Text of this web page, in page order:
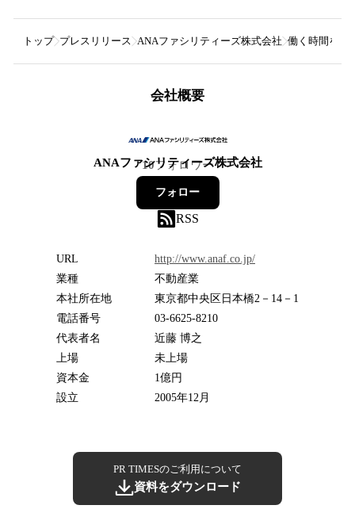
トップ プレスリリース ANAファシリティーズ株式会社 働く時間をマ
会社概要
ANAファシリティーズ株式会社
10フォロワー
フォロー
RSS
URL
http://www.anaf.co.jp/
業種
不動産業
本社所在地
東京都中央区日本橋2－14－1
電話番号
03-6625-8210
代表者名
近藤 博之
上場
未上場
資本金
1億円
設立
2005年12月
PR TIMESのご利用について
資料をダウンロード